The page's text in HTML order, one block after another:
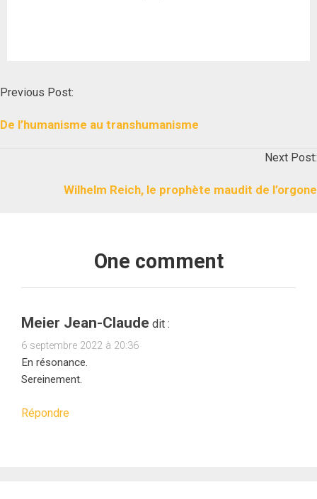
Post
Previous Post:
De l’humanisme au transhumanisme
Next Post:
Wilhelm Reich, le prophète maudit de l’orgone
One comment
Meier Jean-Claude dit :
6 septembre 2022 à 20:36
En résonance.
Sereinement.
Répondre